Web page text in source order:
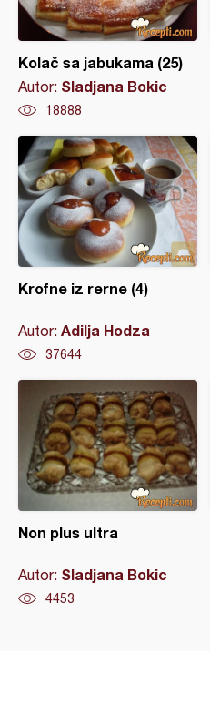
Kolač sa jabukama (25)
Autor: Sladjana Bokic
18888
Krofne iz rerne (4)
Autor: Adilja Hodza
37644
Non plus ultra
Autor: Sladjana Bokic
4453